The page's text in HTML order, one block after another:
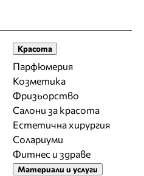
Красота
Парфюмерия
Козметика
Фризьорство
Салони за красота
Естетична хирургия
Солариуми
Фитнес и здраве
Материали и услуги